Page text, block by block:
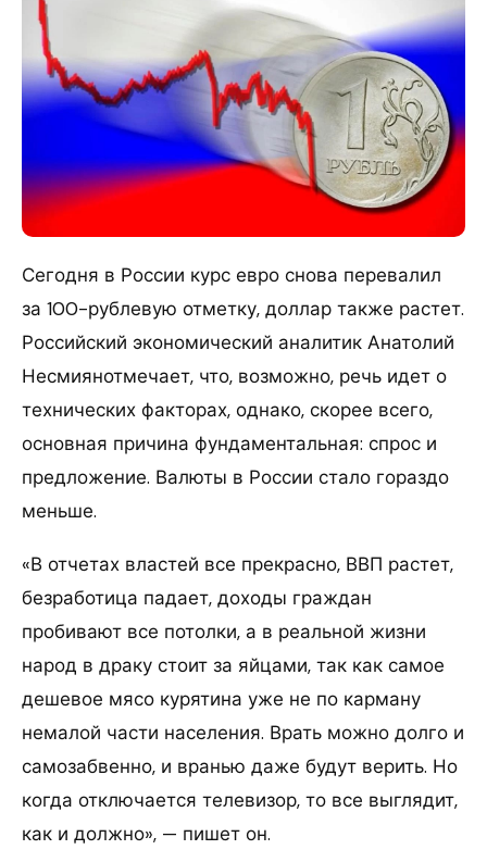
Сегодня в России курс евро снова перевалил
за 100-рублевую отметку, доллар также растет.
Российский экономический аналитик Анатолий
Несмиянотмечает, что, возможно, речь идет о
технических факторах, однако, скорее всего,
основная причина фундаментальная: спрос и
предложение. Валюты в России стало гораздо
меньше.
«В отчетах властей все прекрасно, ВВП растет,
безработица падает, доходы граждан
пробивают все потолки, а в реальной жизни
народ в драку стоит за яйцами, так как самое
дешевое мясо курятина уже не по карману
немалой части населения. Врать можно долго и
самозабвенно, и вранью даже будут верить. Но
когда отключается телевизор, то все выглядит,
как и должно», — пишет он.